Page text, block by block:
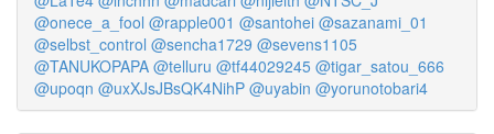
@onece_a_fool @rapple001 @santohei @sazanami_01
@selbst_control @sencha1729 @sevens1105
@TANUKOPAPA @telluru @tf44029245 @tigar_satou_666
@upoqn @uxXJsJBsQK4NihP @uyabin @yorunotobari4